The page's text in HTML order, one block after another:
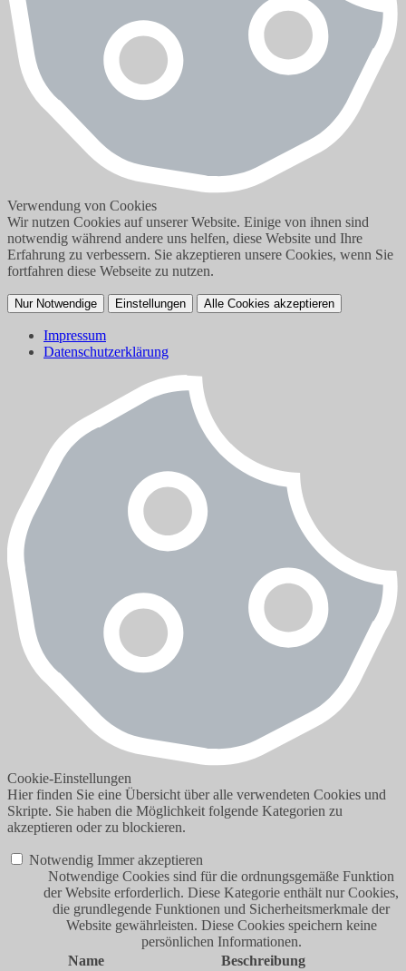
Verwendung von Cookies
Wir nutzen Cookies auf unserer Website. Einige von ihnen sind
notwendig während andere uns helfen, diese Website und Ihre
Erfahrung zu verbessern. Sie akzeptieren unsere Cookies, wenn Sie
fortfahren diese Webseite zu nutzen.
Nur Notwendige Einstellungen Alle Cookies akzeptieren
Impressum
Datenschutzerklärung
Cookie-Einstellungen
Hier finden Sie eine Übersicht über alle verwendeten Cookies und
Skripte. Sie haben die Möglichkeit folgende Kategorien zu
akzeptieren oder zu blockieren.
Notwendig Immer akzeptieren
Notwendige Cookies sind für die ordnungsgemäße Funktion
der Website erforderlich. Diese Kategorie enthält nur Cookies,
die grundlegende Funktionen und Sicherheitsmerkmale der
Website gewährleisten. Diese Cookies speichern keine
persönlichen Informationen.
Name
Beschreibung